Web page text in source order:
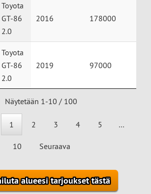
Toyota
GT-86
2.0
2016 178000
Toyota
GT-86
2.0
2019 97000
Näytetään 1-10 / 100
1 2 3 4 5 …
10 Seuraava
alueesi tarjoukset tästä